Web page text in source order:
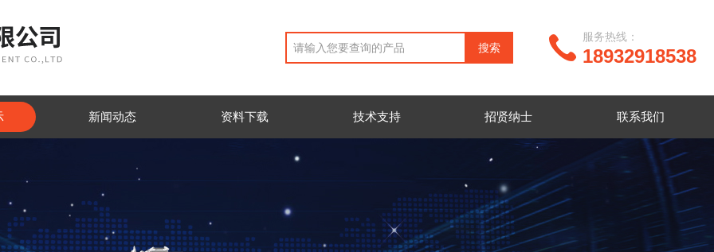
18932918538
服务热线：
新闻动态 资料下载 技术支持 招贤纳士 联系我们